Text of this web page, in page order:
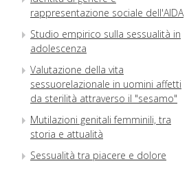
rappresentazione sociale dell'AIDA
Studio empirico sulla sessualità in
adolescenza
Valutazione della vita
sessuorelazionale in uomini affetti
da sterilità attraverso il "sesamo"
Mutilazioni genitali femminili, tra
storia e attualità
Sessualità tra piacere e dolore